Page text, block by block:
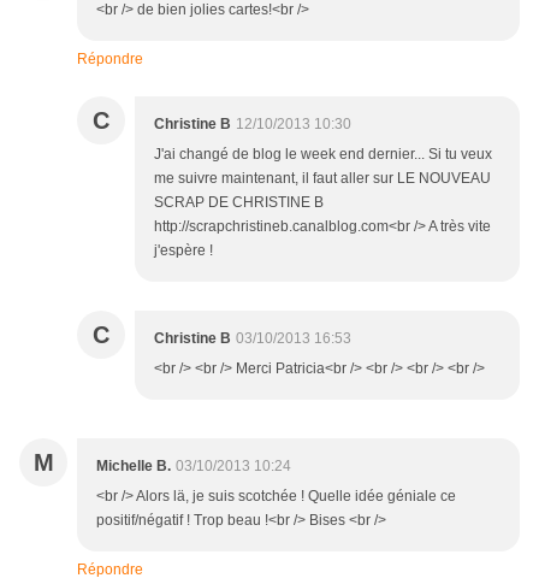
<br /> de bien jolies cartes!<br />
Répondre
C Christine B 12/10/2013 10:30
J'ai changé de blog le week end dernier... Si tu veux
me suivre maintenant, il faut aller sur LE NOUVEAU
SCRAP DE CHRISTINE B
http://scrapchristineb.canalblog.com<br /> A très vite
j'espère !
C Christine B 03/10/2013 16:53
<br /> <br /> Merci Patricia<br /> <br /> <br /> <br />
M Michelle B. 03/10/2013 10:24
<br /> Alors lä, je suis scotchée ! Quelle idée géniale ce
positif/négatif ! Trop beau !<br /> Bises <br />
Répondre